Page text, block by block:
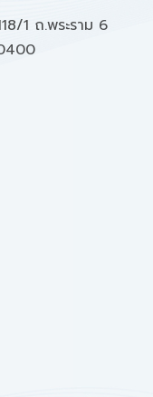
1 ถ.พระราม 6